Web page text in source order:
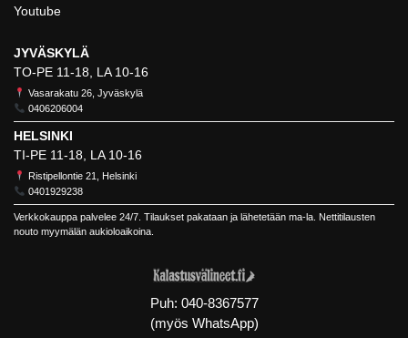
Youtube
JYVÄSKYLÄ
TO-PE 11-18, LA 10-16
Vasarakatu 26, Jyväskylä
0406206004
HELSINKI
TI-PE 11-18, LA 10-16
Ristipellontie 21, Helsinki
0401929238
Verkkokauppa palvelee 24/7. Tilaukset pakataan ja lähetetään ma-la. Nettitilausten
nouto myymälän aukioloaikoina.
Puh: 040-8367577
(myös WhatsApp)